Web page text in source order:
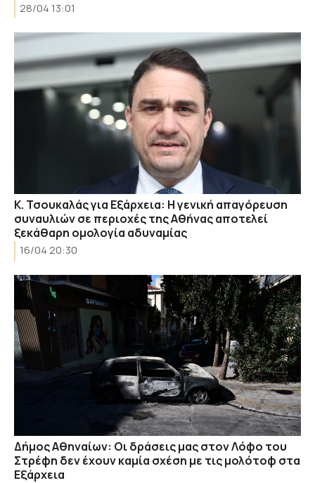
28/04 13:01
Κ. Τσουκαλάς για Εξάρχεια: Η γενική απαγόρευση
συναυλιών σε περιοχές της Αθήνας αποτελεί
ξεκάθαρη ομολογία αδυναμίας
16/04 20:30
Δήμος Αθηναίων: Οι δράσεις μας στον Λόφο του
Στρέφη δεν έχουν καμία σχέση με τις μολότοφ στα
Εξάρχεια